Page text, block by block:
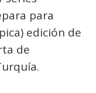
para
edición de
de